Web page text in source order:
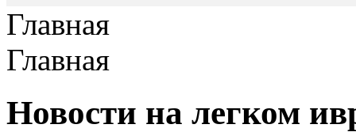
Главная
Главная
Новости на легком